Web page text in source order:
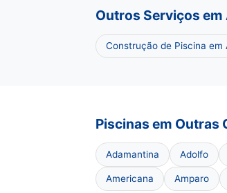
Outros Serviços
Construção de Piscina
Piscinas em Outras
Adamantina Adolfo
Americana Amparo